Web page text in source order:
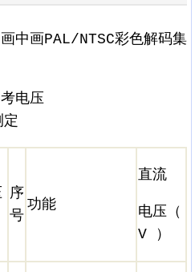
中画PAL/NTSC彩色解码集
电压
序
号
功能
直流
电压（
V ）